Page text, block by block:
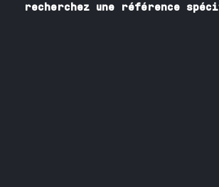
recherchez une référence